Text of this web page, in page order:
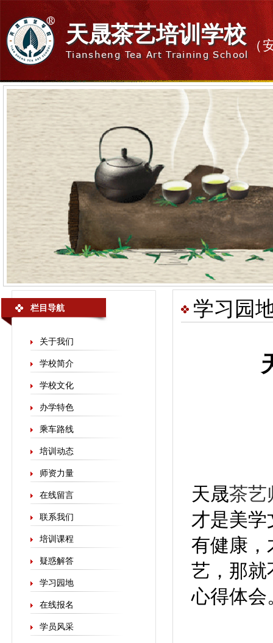
天晟茶艺培训学校
Tiansheng Tea Art Training School
（
栏目导航
关于我们
学校简介
学校文化
办学特色
乘车路线
培训动态
师资力量
在线留言
联系我们
培训课程
疑惑解答
学习园地
在线报名
学员风采
学习园
天晟茶艺
才是美学
有健康，
艺，那就
心得体会